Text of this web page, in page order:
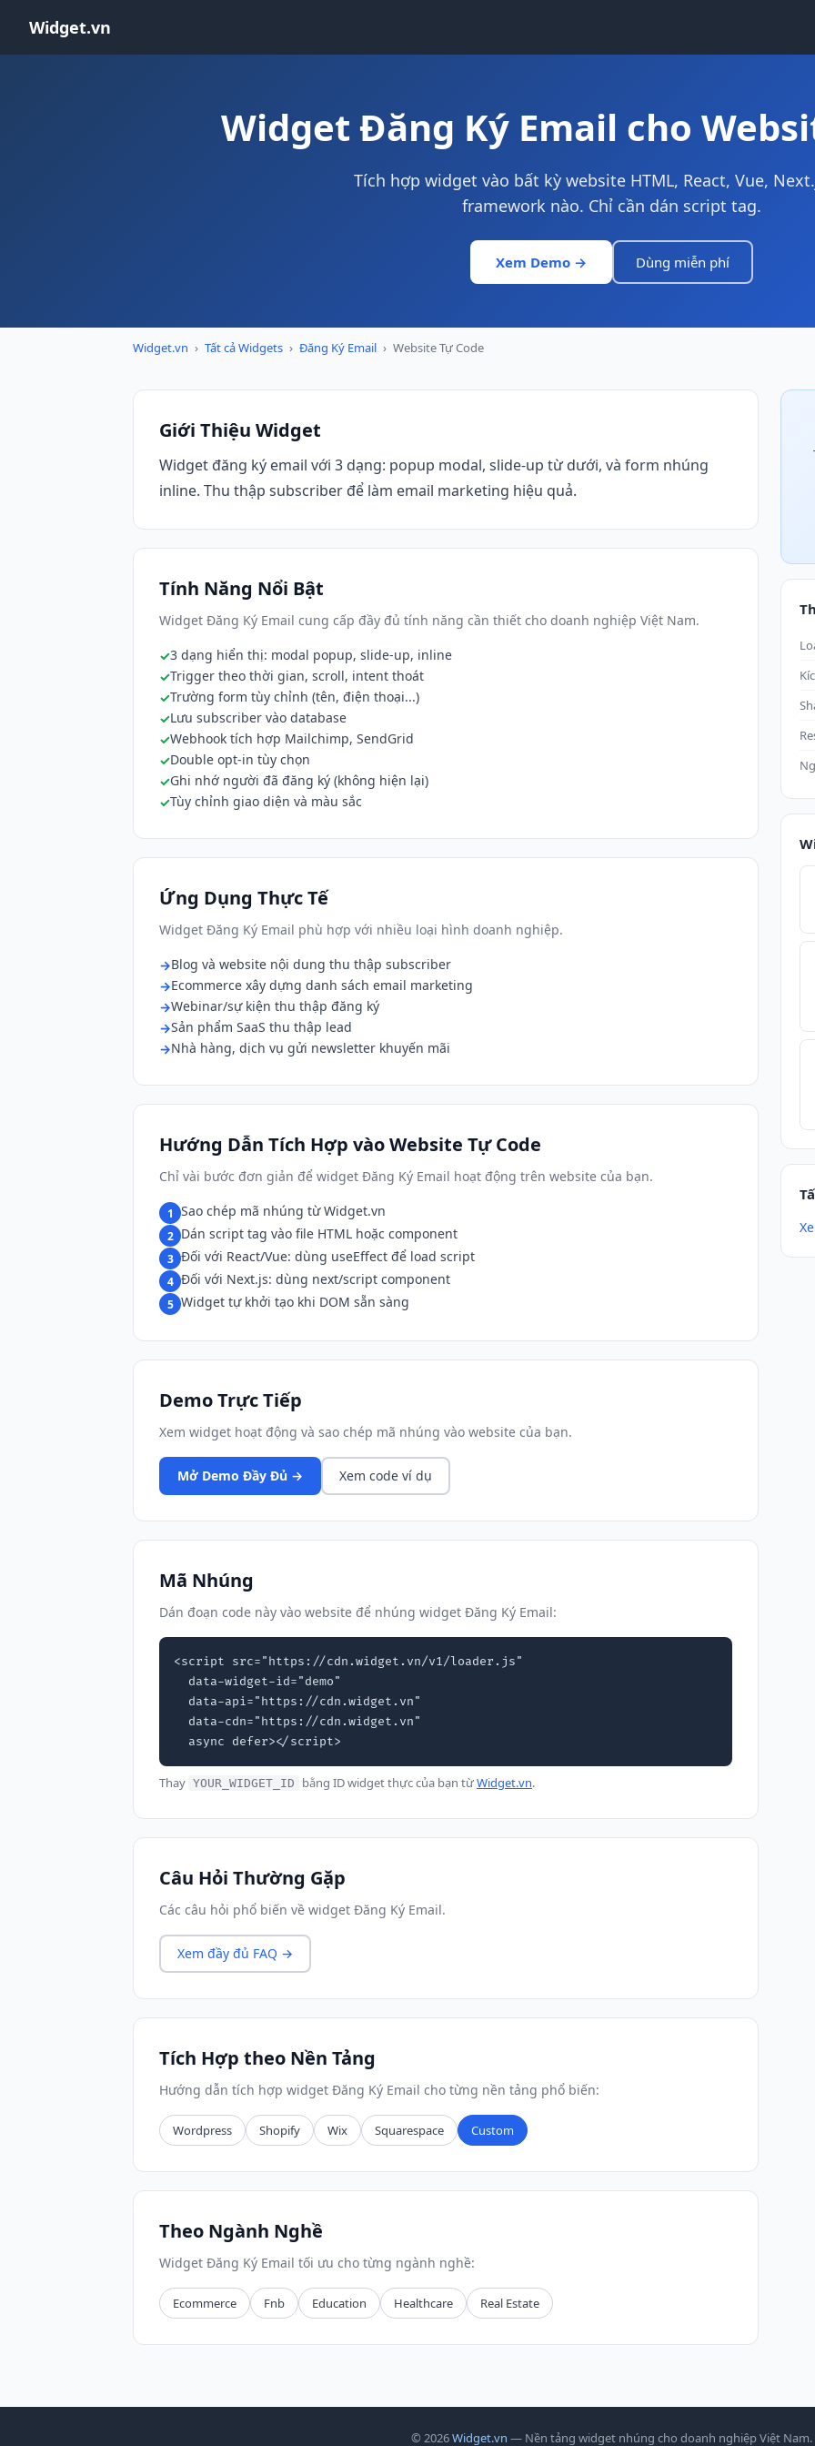
Widget.vn
Widget Đăng Ký Email cho
Tích hợp widget vào bất kỳ website HTML, React, Vue,
framework nào. Chỉ cần dán script tag.
Xem Demo → Dùng miễn phí
Widget.vn › Tất cả Widgets › Đăng Ký Email › Website Tự Code
Giới Thiệu Widget
Widget đăng ký email với 3 dạng: popup modal, slide-up từ dưới, và form nhúng
inline. Thu thập subscriber để làm email marketing hiệu quả.
Tính Năng Nổi Bật
Widget Đăng Ký Email cung cấp đầy đủ tính năng cần thiết cho doanh nghiệp Việt Nam.
3 dạng hiển thị: modal popup, slide-up, inline
Trigger theo thời gian, scroll, intent thoát
Trường form tùy chỉnh (tên, điện thoại...)
Lưu subscriber vào database
Webhook tích hợp Mailchimp, SendGrid
Double opt-in tùy chọn
Ghi nhớ người đã đăng ký (không hiện lại)
Tùy chỉnh giao diện và màu sắc
Ứng Dụng Thực Tế
Widget Đăng Ký Email phù hợp với nhiều loại hình doanh nghiệp.
Blog và website nội dung thu thập subscriber
Ecommerce xây dựng danh sách email marketing
Webinar/sự kiện thu thập đăng ký
Sản phẩm SaaS thu thập lead
Nhà hàng, dịch vụ gửi newsletter khuyến mãi
Hướng Dẫn Tích Hợp vào Website Tự Code
Chỉ vài bước đơn giản để widget Đăng Ký Email hoạt động trên website của bạn.
1 Sao chép mã nhúng từ Widget.vn
2 Dán script tag vào file HTML hoặc component
3 Đối với React/Vue: dùng useEffect để load script
4 Đối với Next.js: dùng next/script component
5 Widget tự khởi tạo khi DOM sẵn sàng
Demo Trực Tiếp
Xem widget hoạt động và sao chép mã nhúng vào website của bạn.
Mở Demo Đầy Đủ → Xem code ví dụ
Mã Nhúng
Dán đoạn code này vào website để nhúng widget Đăng Ký Email:
<script src="https://cdn.widget.vn/v1/loader.js"
  async defer></script>
Thay YOUR_WIDGET_ID bằng ID widget thực của bạn từWidget.vn.
Câu Hỏi Thường Gặp
Các câu hỏi phổ biến về widget Đăng Ký Email.
Xem đầy đủ FAQ →
Tích Hợp theo Nền Tảng
Hướng dẫn tích hợp widget Đăng Ký Email cho từng nền tảng phổ biến:
Wordpress Shopify Wix Squarespace Custom
Theo Ngành Nghề
Widget Đăng Ký Email tối ưu cho từng ngành nghề:
Ecommerce Fnb Education Healthcare Real Estate
© 2026Widget.vn — Nền tảng widget nhúng cho doanh nghiệp Việt Nam.